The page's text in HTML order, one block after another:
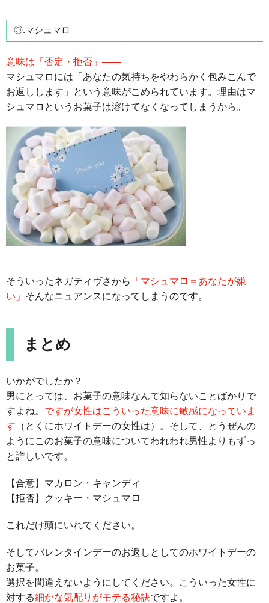
◎.マシュマロ
意味は「否定・拒否」――
マシュマロには「あなたの気持ちをやわらかく包みこんで
お返しします」という意味がこめられています。理由はマ
シュマロというお菓子は溶けてなくなってしまうから。
そういったネガティヴさから
「マシュマロ＝あなたが嫌
い」 そんなニュアンスになってしまうのです。
まとめ
いかがでしたか？
男にとっては、お菓子の意味なんて知らないことばかりで
すよね。 ですが女性はこういった意味に敏感になっていま
す （とくにホワイトデーの女性は）。そして、とうぜんの
ようにこのお菓子の意味についてわれわれ男性よりもずっ
と詳しいです。
【合意】マカロン・キャンディ
【拒否】クッキー・マシュマロ
これだけ頭にいれてください。
そしてバレンタインデーのお返しとしてのホワイトデーの
お菓子。
選択を間違えないようにしてください。こういった女性に
対する細かな気配りがモテる秘訣ですよ。